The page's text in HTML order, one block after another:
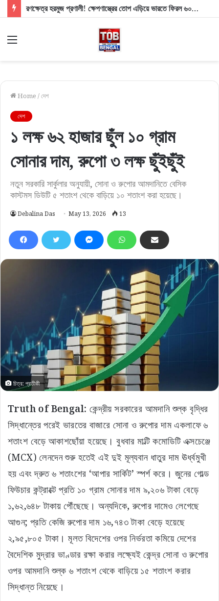
ফিরল ময়দানের এলিয়ট পার্কের পুরনো রূপ! টিনের বেড়া সরিয়ে নাম না করে মমতাকে খোঁচা শুভেন্দুর
Menu
Home /দেশ
দেশ
১ লক্ষ ৬২ হাজার ছুঁল ১০ গ্রাম
সোনার দাম, রুপো ৩ লক্ষ ছুঁইছুঁই
নতুন সরকারি সার্কুলার অনুযায়ী, সোনা ও রুপোর আমদানিতে বেসিক
কাস্টমস ডিউটি ৫ শতাংশ থেকে বাড়িয়ে ১০ শতাংশ করা হয়েছে।
Debalina Das May 13, 2026 13
চিত্র: প্রতীকী
Truth of Bengal: কেন্দ্রীয় সরকারের আমদানি শুল্ক বৃদ্ধির
সিদ্ধান্তের পরেই ভারতের বাজারে সোনা ও রুপোর দাম একলাফে ৬
শতাংশ বেড়ে আকাশছোঁয়া হয়েছে। বুধবার মাল্টি কমোডিটি এক্সচেঞ্জে
(MCX) লেনদেন শুরু হতেই এই দুই মূল্যবান ধাতুর দাম ঊর্ধ্বমুখী
হয় এবং দ্রুত ৬ শতাংশের ‘আপার সার্কিট’ স্পর্শ করে। জুনের গোল্ড
ফিউচার কন্ট্রাক্টে প্রতি ১০ গ্রাম সোনার দাম ৯,২০৬ টাকা বেড়ে
১,৬২,৬৪৮ টাকায় পৌঁছেছে। অন্যদিকে, রুপোর দামেও লেগেছে
আগুন; প্রতি কেজি রুপোর দাম ১৬,৭৪৩ টাকা বেড়ে হয়েছে
২,৯৫,৮০৫ টাকা। মূলত বিদেশের ওপর নির্ভরতা কমিয়ে দেশের
বৈদেশিক মুদ্রার ভাণ্ডার রক্ষা করার লক্ষ্যেই কেন্দ্র সোনা ও রুপোর
ওপর আমদানি শুল্ক ৬ শতাংশ থেকে বাড়িয়ে ১৫ শতাংশ করার
সিদ্ধান্ত নিয়েছে।